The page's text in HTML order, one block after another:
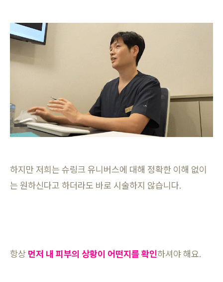
하지만 저희는 슈링크 유니버스에 대해 정확한 이해 없이
는 원하신다고 하더라도 바로 시술하지 않습니다.
항상 먼저 내 피부의 상황이 어떤지를 확인하셔야 해요.